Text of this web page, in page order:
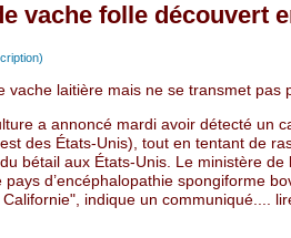
vache folle découvert
vache laitière mais ne se transmet pas
a annoncé mardi avoir détecté un
des États-Unis), tout en tentant de
bétail aux États-Unis. Le ministère de
d’encéphalopathie spongiforme
indique un communiqué....